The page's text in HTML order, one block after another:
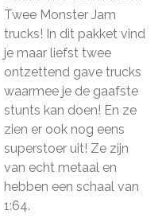
Twee Monster Jam
trucks! In dit pakket vind
je maar liefst twee
ontzettend gave trucks
waarmee je de gaafste
stunts kan doen! En ze
zien er ook nog eens
superstoer uit! Ze zijn
van echt metaal en
hebben een schaal van
1:64.